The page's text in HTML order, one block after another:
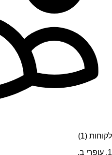
לקוחות (1)
1. עופרי ב.